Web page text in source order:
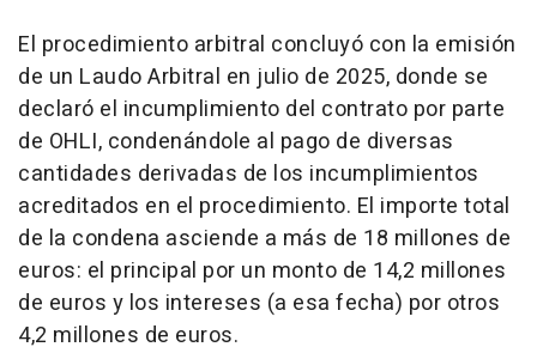
El procedimiento arbitral concluyó con la emisión
de un Laudo Arbitral en julio de 2025, donde se
declaró el incumplimiento del contrato por parte
de OHLI, condenándole al pago de diversas
cantidades derivadas de los incumplimientos
acreditados en el procedimiento. El importe total
de la condena asciende a más de 18 millones de
euros: el principal por un monto de 14,2 millones
de euros y los intereses (a esa fecha) por otros
4,2 millones de euros.